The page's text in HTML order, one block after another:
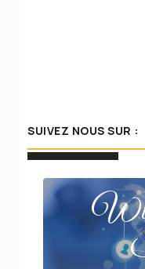
SUIVEZ NOUS SUR :